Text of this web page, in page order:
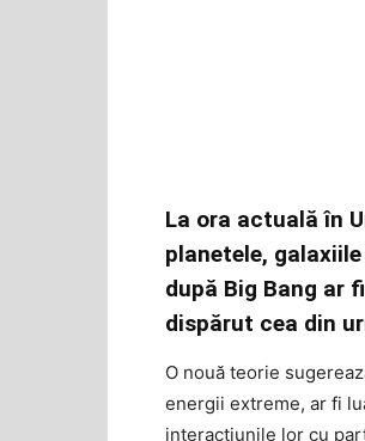
La ora actuală în
planetele,
după Big Bang ar
dispărut cea din
O nouă teorie
energii extreme, ar fi
interacțiunile lor cu